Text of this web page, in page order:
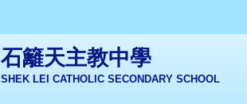
石籬天主教中學
SHEK LEI CATHOLIC SECONDARY SCHOOL